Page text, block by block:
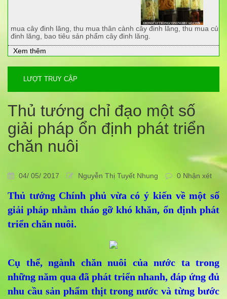
mua cây đinh lăng, thu mua thân cành cây đinh lăng, thu mua củ
đinh lăng, bao tiêu sản phẩm cây đinh lăng.
Xem thêm
LƯỢT TRUY CẬP
Thủ tướng chỉ đạo một số
giải pháp ổn định phát triển
chăn nuôi
04/ 05/ 2017 Nguyễn Thị Tuyết Nhung 0 Nhận xét
Thủ tướng Chính phủ vừa có ý kiến về một số
giải pháp nhằm tháo gỡ khó khăn, ổn định phát
triển chăn nuôi.
Cụ thể, ngành chăn nuôi của nước ta trong
những năm qua đã phát triển nhanh, đáp ứng đủ
nhu cầu sản phẩm thịt trong nước và từng bước